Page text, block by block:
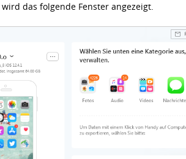
das folgende Fenster angezeigt.